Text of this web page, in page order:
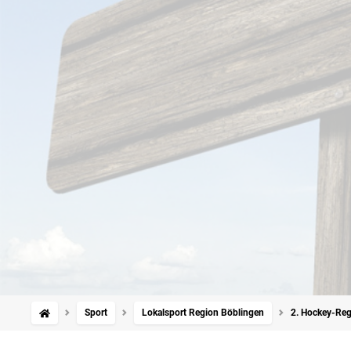
Sport Lokalsport Region Böblingen 2. Hockey-